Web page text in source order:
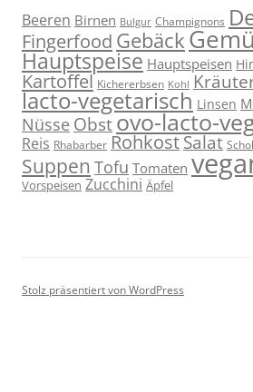
Beeren Birnen Bulgur Champignons
Fingerfood Gebäck
Hauptspeise Hauptspeisen
Kartoffel Kichererbsen Kohl
lacto-vegetarisch Linsen
Nüsse Obstovo-lacto-
Reis Rhabarber RohkostSalat
Suppen Tofu Tomaten
Vorspeisen Zucchini Äpfel
Stolz präsentiert von WordPress